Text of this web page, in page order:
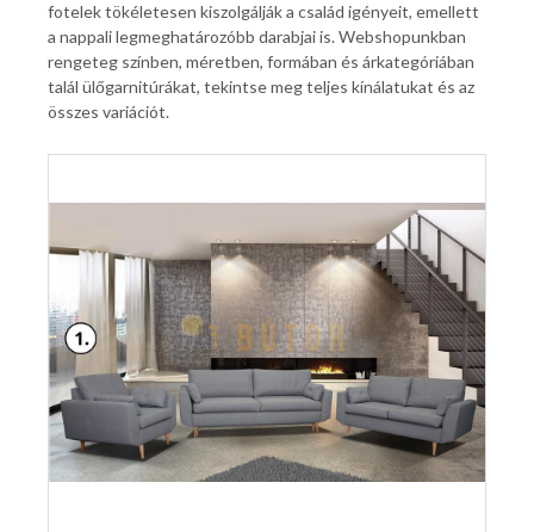
fotelek tökéletesen kiszolgálják a család igényeit, emellett
a nappali legmeghatározóbb darabjai is. Webshopunkban
rengeteg színben, méretben, formában és árkategóriában
talál ülőgarnitúrákat, tekintse meg teljes kínálatukat és az
összes variációt.